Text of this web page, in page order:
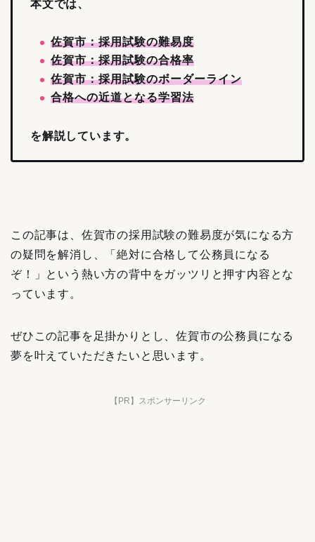
本文では、
佐賀市：採用試験の難易度
佐賀市：採用試験の合格率
佐賀市：採用試験のボーダーライン
合格への近道となる学習法
を解説しています。
この記事は、佐賀市の採用試験の難易度が気になる方
の疑問を解消し、「絶対に合格して公務員になる
ぞ！」という熱い方の背中をガッツリと押す内容とな
っています。
ぜひこの記事を足掛かりとし、佐賀市の公務員になる
夢を叶えていただきたいと思います。
【PR】スポンサーリンク